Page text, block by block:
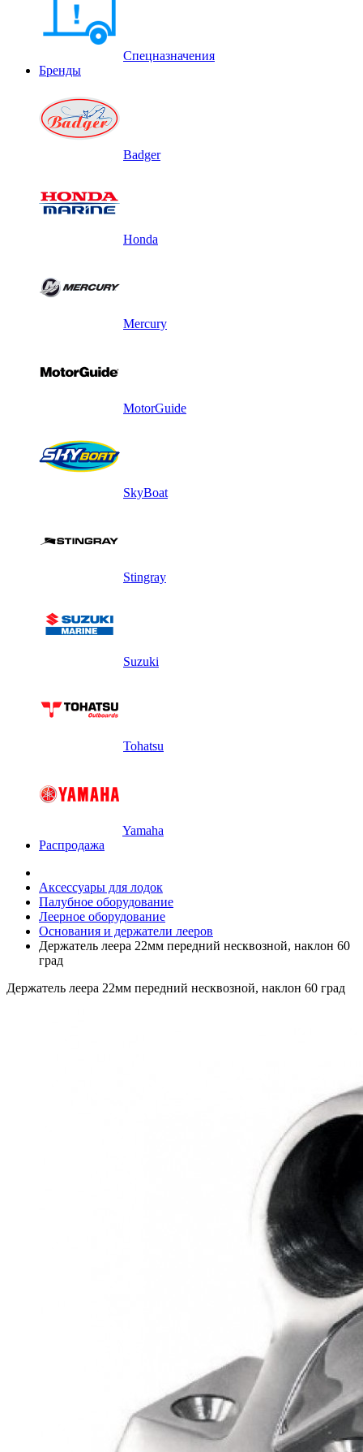
Спецназначения
Бренды
Badger
Honda
Mercury
MotorGuide
SkyBoat
Stingray
Suzuki
Tohatsu
Yamaha
Распродажа
Аксессуары для лодок
Палубное оборудование
Леерное оборудование
Основания и держатели лееров
Держатель леера 22мм передний несквозной, наклон 60
град
Держатель леера 22мм передний несквозной, наклон 60 град